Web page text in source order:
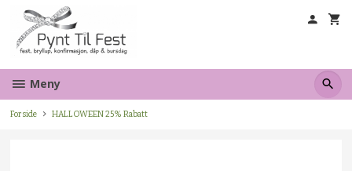
innholdet
Meny
Forside HALLOWEEN 25% Rabatt